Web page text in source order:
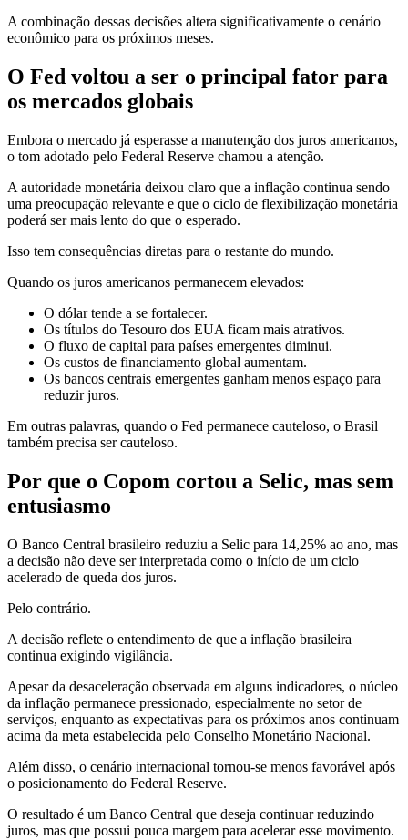
A combinação dessas decisões altera significativamente o cenário
econômico para os próximos meses.
O Fed voltou a ser o principal fator para
os mercados globais
Embora o mercado já esperasse a manutenção dos juros americanos,
o tom adotado pelo Federal Reserve chamou a atenção.
A autoridade monetária deixou claro que a inflação continua sendo
uma preocupação relevante e que o ciclo de flexibilização monetária
poderá ser mais lento do que o esperado.
Isso tem consequências diretas para o restante do mundo.
Quando os juros americanos permanecem elevados:
O dólar tende a se fortalecer.
Os títulos do Tesouro dos EUA ficam mais atrativos.
O fluxo de capital para países emergentes diminui.
Os custos de financiamento global aumentam.
Os bancos centrais emergentes ganham menos espaço para
reduzir juros.
Em outras palavras, quando o Fed permanece cauteloso, o Brasil
também precisa ser cauteloso.
Por que o Copom cortou a Selic, mas sem
entusiasmo
O Banco Central brasileiro reduziu a Selic para 14,25% ao ano, mas
a decisão não deve ser interpretada como o início de um ciclo
acelerado de queda dos juros.
Pelo contrário.
A decisão reflete o entendimento de que a inflação brasileira
continua exigindo vigilância.
Apesar da desaceleração observada em alguns indicadores, o núcleo
da inflação permanece pressionado, especialmente no setor de
serviços, enquanto as expectativas para os próximos anos continuam
acima da meta estabelecida pelo Conselho Monetário Nacional.
Além disso, o cenário internacional tornou-se menos favorável após
o posicionamento do Federal Reserve.
O resultado é um Banco Central que deseja continuar reduzindo
juros, mas que possui pouca margem para acelerar esse movimento.